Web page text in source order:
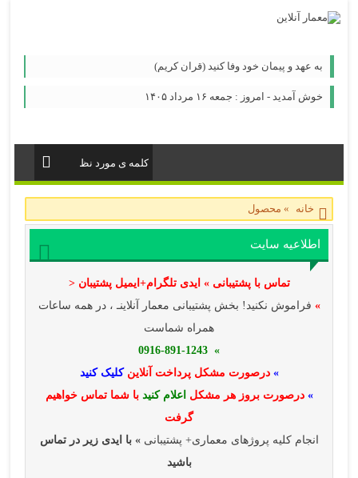
به عهد و پیمان خود وفا کنید (قران کریم)
خوش آمدید - امروز : جمعه ۱۶ مرداد ۱۴۰۵
خانه » محصول
اطلاعیه سایت
تماس با پشتیبانی » ایدی تلگرام+ایمیل پشتیبان <
» فراموش نکنید! بخش پشتیبانی معمار آنلاینـ ، در همه ساعات
همراه شماست
» 0916-891-1243
» درصورت مشکل پرداخت آنلاینکلیک کنید
» درصورت بروز هر مشکل اعلام کنید با شما تماس خواهیم
گرفت
انجام کلیه پروژهای معماری+ پشتیبانی» با ایدی زیر در تماس
باشید